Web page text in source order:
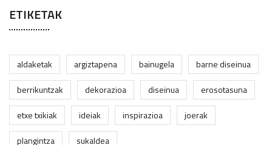
ETIKETAK
aldaketak argiztapena bainugela
barne diseinua
berrikuntzak
dekorazioa diseinua
erosotasuna
etxe txikiak
ideiak inspirazioa
joerak
plangintza
sukaldea